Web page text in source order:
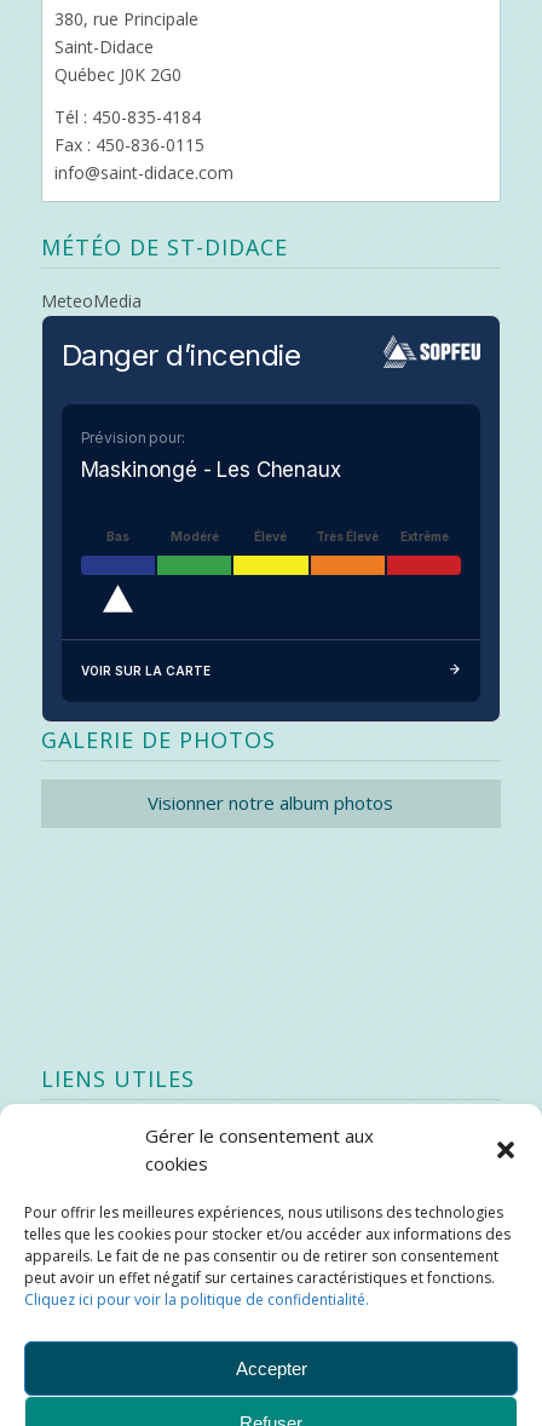
Gérer le consentement aux
cookies
Pour offrir les meilleures expériences, nous utilisons des technologies
telles que les cookies pour stocker et/ou accéder aux informations des
appareils. Le fait de ne pas consentir ou de retirer son consentement
peut avoir un effet négatif sur certaines caractéristiques et fonctions.
Cliquez ici pour voir la politique de confidentialité.
Accepter
380, rue Principale
Saint-Didace
Québec J0K 2G0
Tél : 450-835-4184
Fax : 450-836-0115
info@saint-didace.com
MÉTÉO DE ST-DIDACE
MeteoMedia
Danger d’incendie
Prévision pour:
Maskinongé - Les Chenaux
Bas Modéré Élevé Très Élevé Extrême
VOIR SUR LA CARTE
GALERIE DE PHOTOS
Visionner notre album photos
LIENS UTILES
Quoi de neuf
Stratégie québécoise d’économie d’eau potable
Bibliothèque
Météo locale